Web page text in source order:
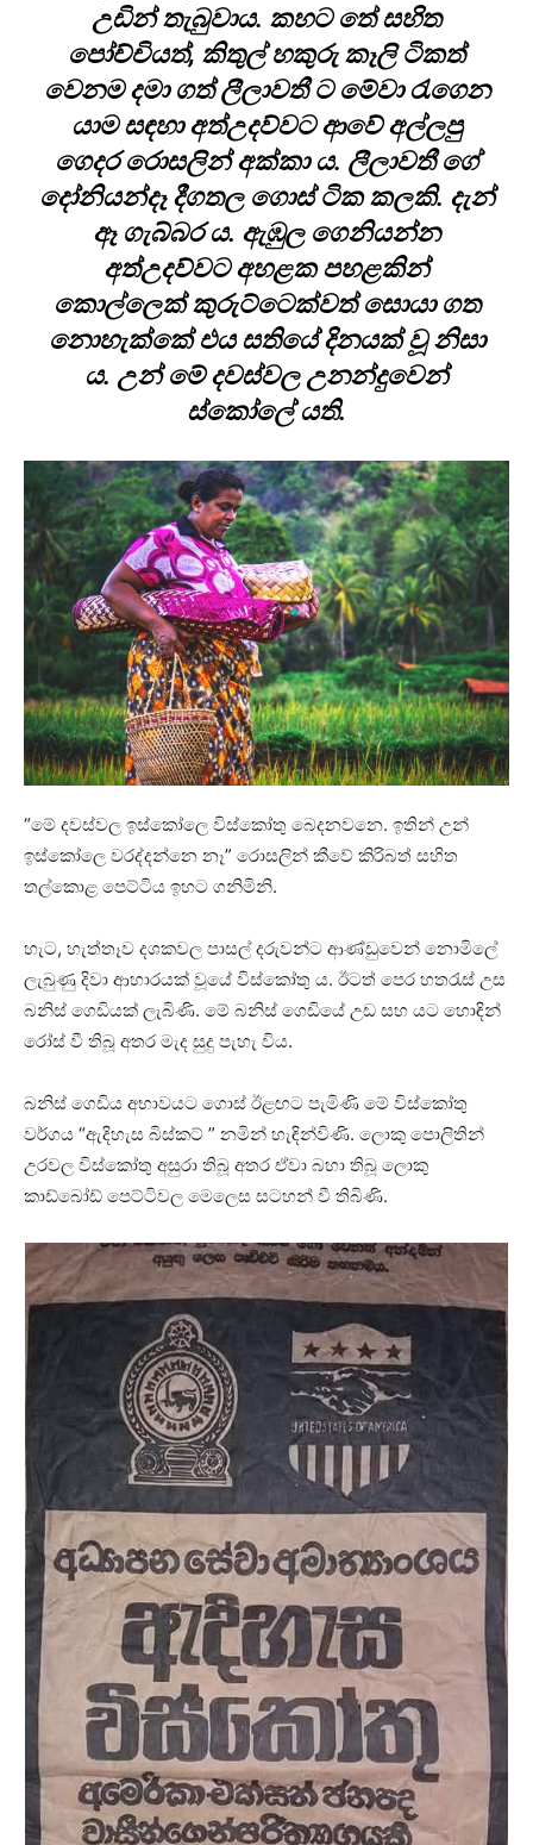
උඩින් තැබුවාය. කහට තේ සහිත
පෝච්චියත්, කිතුල් හකුරු කෑලි ටිකත්
වෙනම දමා ගත් ලීලාවතී ට මේවා රැගෙන
යාම සඳහා අත්උදව්වට ආවේ අල්ලපු
ගෙදර රොසලින් අක්කා ය. ලීලාවතී ගේ
දෝනියන්දෑ දීගතල ගොස් ටික කලකි. දැන්
ඈ ගැබ්බර ය. ඇඹුල ගෙනියන්න
අත්උදව්වට අහළක පහළකින්
කොල්ලෙක් කුරුට්ටෙක්වත් සොයා ගත
නොහැක්කේ එය සතියේ දිනයක් වූ නිසා
ය. උන් මේ දවස්වල උනන්දුවෙන්
ස්කෝලේ යති.
“මේ දවස්වල ඉස්කෝලෙ විස්කෝතු බෙදනව⁣නෙ. ඉතින් උන්
ඉස්කෝලෙ වරද්දන්නෙ නෑ” රොසලින් කීවේ කිරිබත් සහිත
තල්කොළ පෙට්ටිය ඉහට ගනිමිනි.
හැට, හැත්තෑව දශකවල පාසල් දරුවන්ට ආණ්ඩුවෙන් නොමිලේ
ලැබුණු දිවා ආහාරයක් වූයේ විස්කෝතු ය. ඊටත් පෙර හතරැස් උස
බනිස් ගෙඩියක් ලැබිණි. මේ බනිස් ගෙඩියේ උඩ සහ යට හොඳින්
රෝස් වී තිබූ අතර මැද සුදු පැහැ විය.
බනිස් ගෙඩිය අභාවයට ගොස් ඊළඟට පැමිණි මේ විස්කෝතු
වර්ගය “ඇදිහැස බිස්කට් ” නමින් හැඳින්විණි. ලොකු පොලිතින්
උරවල විස්කෝතු අසුරා තිබූ අතර ඒවා බහා තිබූ ලොකු
කාඩ්බෝඩ් පෙට්ටිවල මෙලෙස සටහන් වී තිබිණි.